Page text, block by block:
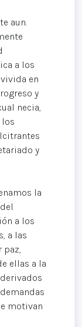
aun.
a los
en
y
necia,
y
la
a los
a las
paz,
ellas a la
motivan